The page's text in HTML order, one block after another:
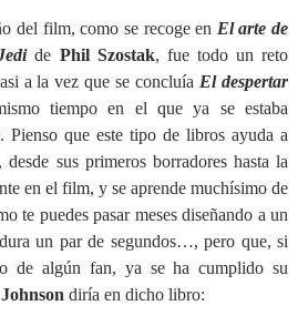
del film, como se recoge en El arte de
de Phil Szostak, fue todo un reto
a la vez que se concluía El despertar
tiempo en el que ya se estaba
. Pienso que este tipo de libros ayuda a
sus primeros borradores hasta la
en el film, y se aprende muchísimo de
te puedes pasar meses diseñando a un
un par de segundos…, pero que, si
de algún fan, ya se ha cumplido su
Johnson diría en dicho libro: